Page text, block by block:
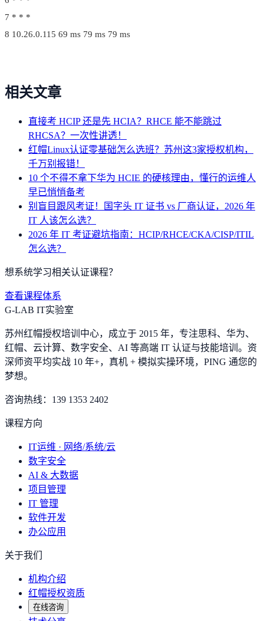
7 * * *
8 10.26.0.115 69 ms 79 ms 79 ms
相关文章
直接考 HCIP 还是先 HCIA？RHCE 能不能跳过
RHCSA？一次性讲透！
红帽Linux认证零基础怎么选班？苏州这3家授权机构，
千万别报错！
10 个不得不拿下华为 HCIE 的硬核理由，懂行的运维人
早已悄悄备考
别盲目跟风考证！国字头 IT 证书 vs 厂商认证，2026 年
IT 人该怎么选？
2026 年 IT 考证避坑指南：HCIP/RHCE/CKA/CISP/ITIL
怎么选？
想系统学习相关认证课程？
查看课程体系
G-LAB IT实验室
苏州红帽授权培训中心，成立于 2015 年，专注思科、华为、
红帽、云计算、数字安全、AI 等高端 IT 认证与技能培训。资
深师资平均实战 10 年+，真机 + 模拟实操环境， PING 通您的
梦想。
咨询热线： 139 1353 2402
课程方向
IT运维 · 网络/系统/云
数字安全
AI & 大数据
项目管理
IT 管理
软件开发
办公应用
关于我们
机构介绍
红帽授权资质
在线咨询